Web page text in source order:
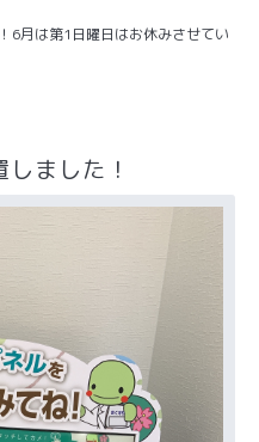
6月は第1日曜日はお休みさせてい
ました！